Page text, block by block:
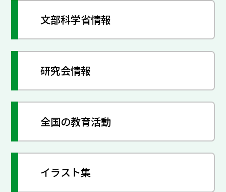
文部科学省情報
研究会情報
全国の教育活動
イラスト集